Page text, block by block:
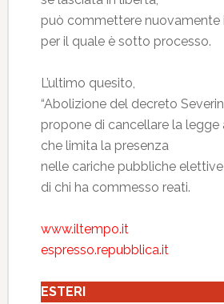
può commettere nuovamente
per il quale è sotto processo.
L’ultimo quesito,
“Abolizione del decreto
propone di cancellare la
che limita la presenza
nelle cariche pubbliche elettive
di chi ha commesso reati.
www.iltempo.it
espresso.repubblica.it
ESTERI